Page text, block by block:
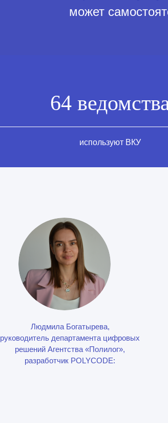
может
64
используют ВКУ
Людмила Богатырева,
руководитель департамента цифровых
решений Агентства «Полилог»,
разработчик POLYCODE: